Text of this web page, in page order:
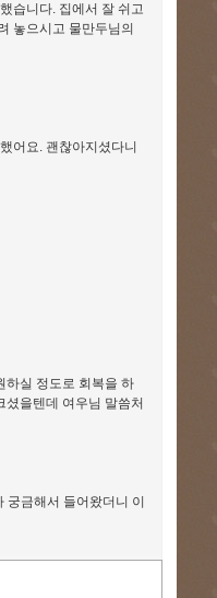
습니다. 집에서 잘 쉬고
놓으시고 물만두님의
어요. 괜찮아지셨다니
하실 정도로 회복을 하
을텐데 여우님 말씀처
금해서 들어왔더니 이